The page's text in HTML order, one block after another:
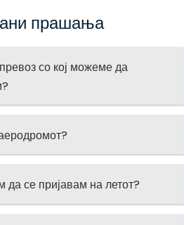
прашања
со кој можеме да
да се пријавам на летот?